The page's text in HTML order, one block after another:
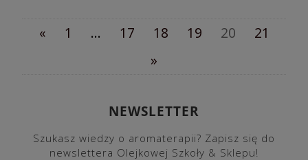
« 1 ... 17 18 19 20
21
»
NEWSLETTER
Szukasz wiedzy o aromaterapii? Zapisz się do
newslettera Olejkowej Szkoły & Sklepu!